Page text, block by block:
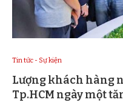
Tin tức - Sự kiện
Lượng khách hàng
Tp.HCM ngày một